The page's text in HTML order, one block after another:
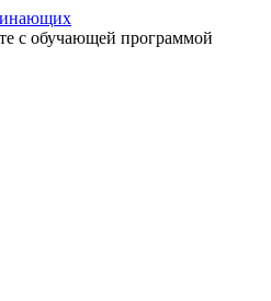
с обучающей программой